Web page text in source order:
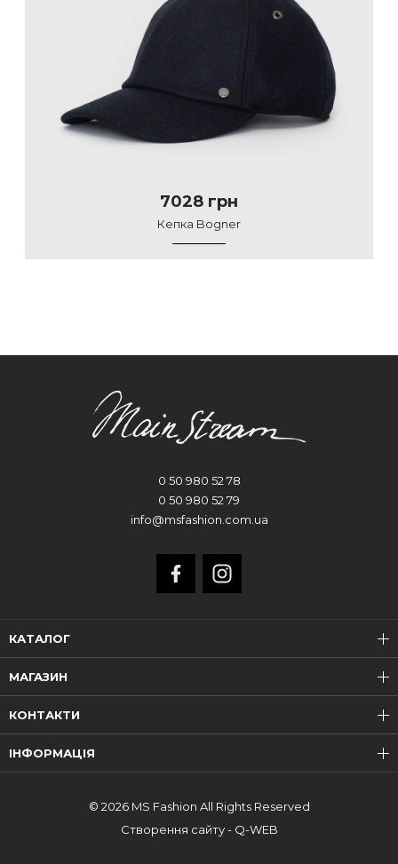
7028 грн
Кепка Bogner
КАТАЛОГ
МАГАЗИН
0 50 980 52 78
0 50 980 52 79
info@msfashion.com.ua
КОНТАКТИ
ІНФОРМАЦІЯ
© 2026 MS Fashion All Rights Reserved
Створення сайту - Q-WEB